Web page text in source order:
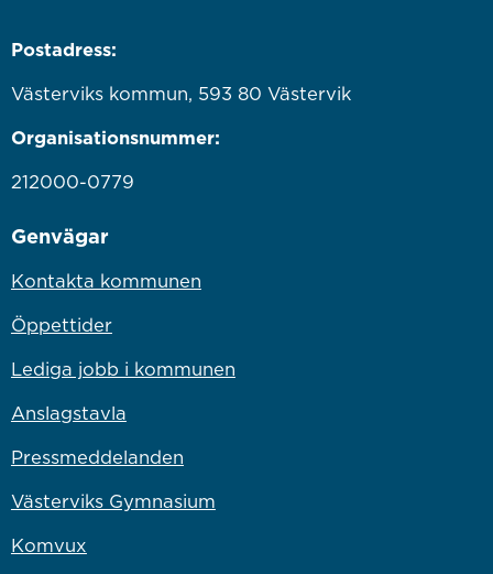
Postadress:
Västerviks kommun, 593 80 Västervik
Organisationsnummer:
212000-0779
Genvägar
Kontakta kommunen
Öppettider
Lediga jobb i kommunen
Anslagstavla
Pressmeddelanden
Västerviks Gymnasium
Komvux